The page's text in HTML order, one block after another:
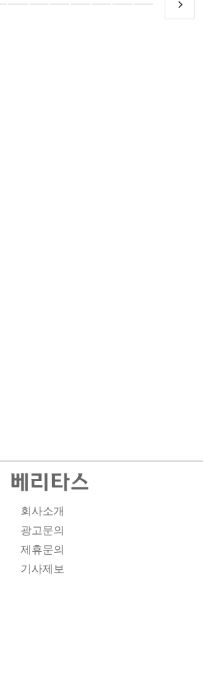
회사소개
광고문의
제휴문의
기사제보